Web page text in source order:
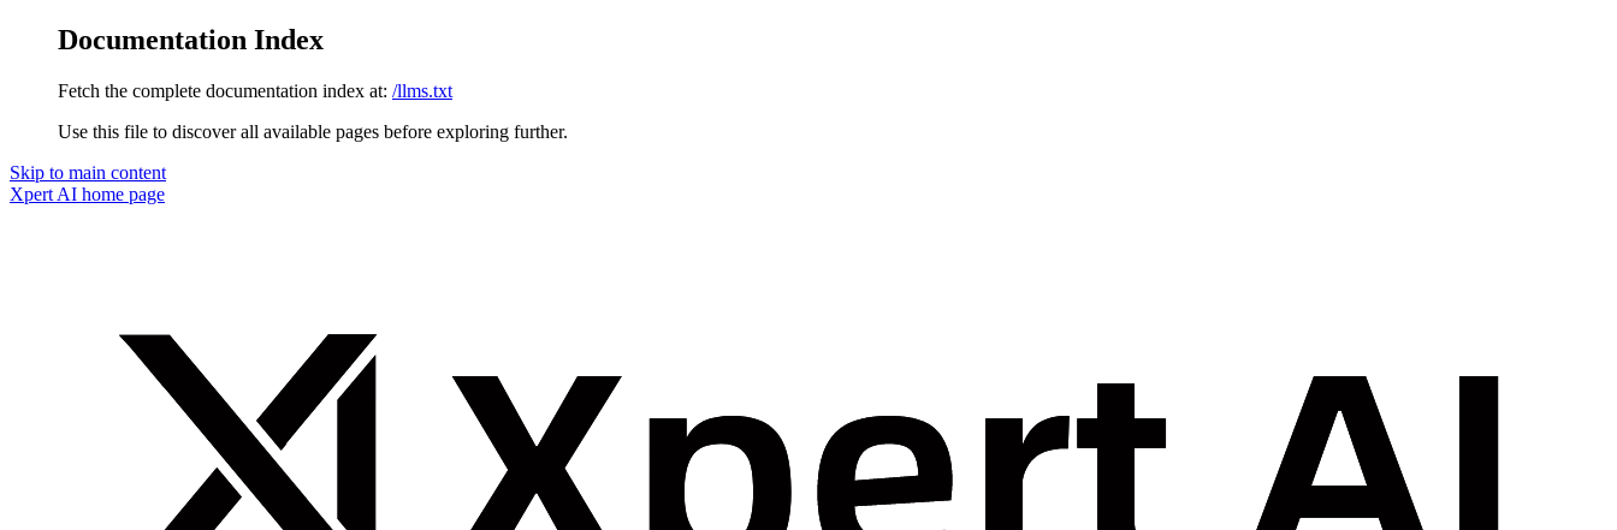
Documentation Index
Fetch the complete documentation index at: /llms.txt
Use this file to discover all available pages before exploring further.
Skip to main content
Xpert AI home page